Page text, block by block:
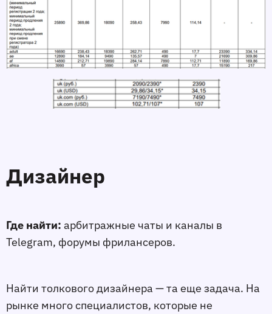
Дизайнер
Где найти: арбитражные чаты и каналы в
Telegram, форумы фрилансеров.
Найти толкового дизайнера — та еще задача. На
рынке много специалистов, которые не